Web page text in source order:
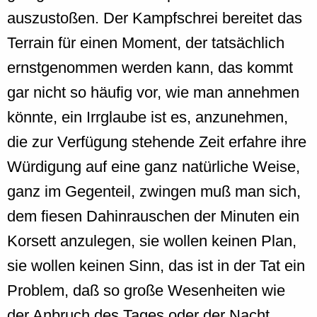
auszustoßen. Der Kampfschrei bereitet das
Terrain für einen Moment, der tatsächlich
ernstgenommen werden kann, das kommt
gar nicht so häufig vor, wie man annehmen
könnte, ein Irrglaube ist es, anzunehmen,
die zur Verfügung stehende Zeit erfahre ihre
Würdigung auf eine ganz natürliche Weise,
ganz im Gegenteil, zwingen muß man sich,
dem fiesen Dahinrauschen der Minuten ein
Korsett anzulegen, sie wollen keinen Plan,
sie wollen keinen Sinn, das ist in der Tat ein
Problem, daß so große Wesenheiten wie